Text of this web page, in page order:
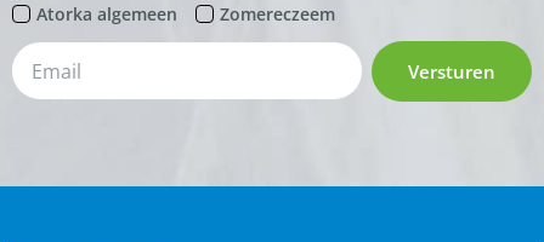
Atorka algemeen Zomereczeem
Versturen